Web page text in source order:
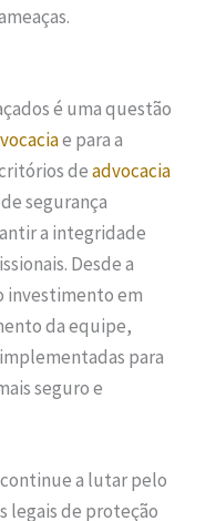
é uma questão
e para a
deadvocacia
segurança
a integridade
Desde a
investimento em
da equipe,
para
seguro e
continue a lutar pelo
legais de proteção